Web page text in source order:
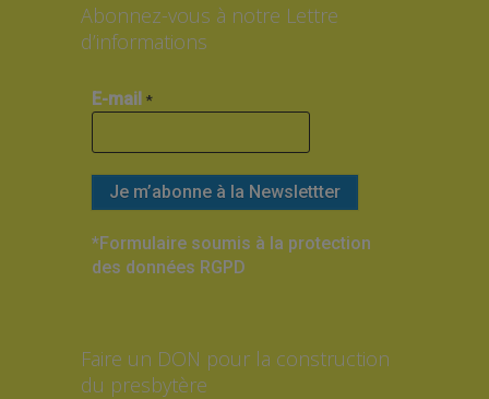
Abonnez-vous à notre Lettre
d’informations
E-mail *
*Formulaire soumis à la protection
des données RGPD
Faire un DON pour la construction
du presbytère